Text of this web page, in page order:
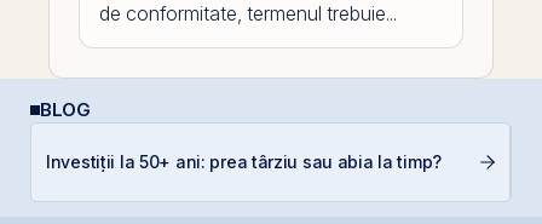
de conformitate, termenul trebuie...
BLOG
Investiții la 50+ ani: prea târziu sau abia la timp?